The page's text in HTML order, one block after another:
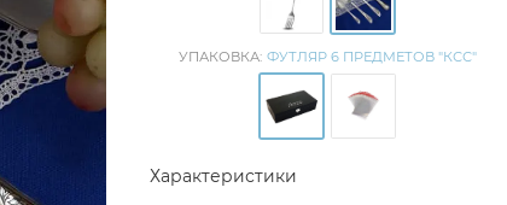
УПАКОВКА: ФУТЛЯР 6 ПРЕДМЕТОВ "КСС"
Характеристики